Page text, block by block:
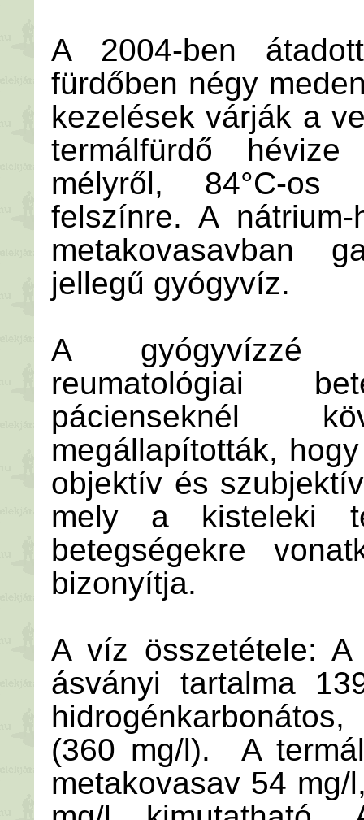
A 2004-ben
fürdőben négy
kezelések várják a
termálfürdő
mélyről, 84°C-
felszínre. A nátrium-
metakovasavban
jellegű gyógyvíz.
A gyógyvízzé
reumatológiai
pácienseknél
megállapították,
objektív és
mely a kisteleki
betegségekre
bizonyítja.
A víz összetétele:
ásványi tartalma
(360 mg/l). A
metakovasav 54